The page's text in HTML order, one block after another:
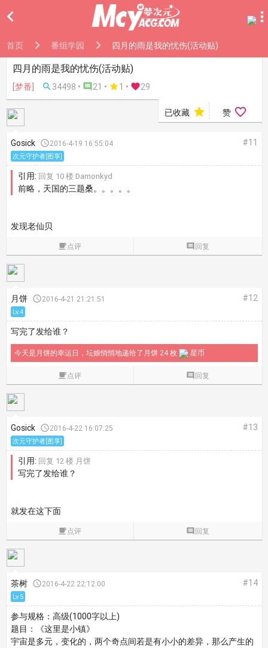

首页 番组学园 四月的雨是我的忧伤(活动贴)
四月的雨是我的忧伤(活动贴)
[梦番]  34498 •  21 • 1 • 29
已收藏  赞 
Gosick 2016-4-19 16:55:04 #11
次元守护者[图享]
引用: 回复 10 楼 Damonkyd
前略，天国的三题桑。。。。。
发现老仙贝
点评  回复
月饼 2016-4-21 21:21:51 #12
Lv.4
写完了发给谁？
今天是月饼的幸运日，坛娘悄悄地递给了月饼 24 枚 星币
点评  回复
Gosick 2016-4-22 16:07:25 #13
次元守护者[图享]
引用: 回复 12 楼 月饼
写完了发给谁？
就发在这下面
点评  回复
茶树 2016-4-22 22:12:00 #14
Lv.5
参与规格：高级(1000字以上)
题目：《这里是小镇》
宇宙是多元，变化的，两个奇点间若是有小小的差异，那么产生的